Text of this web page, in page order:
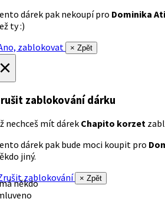
dárek pak nekoupí pro Dominika
ty :)
zablokovat
× Zpět
zablokování dárku
nechceš mít dárek Chapito korzet
dárek pak bude moci koupit pro
jiný.
zablokování
× Zpět
někdo